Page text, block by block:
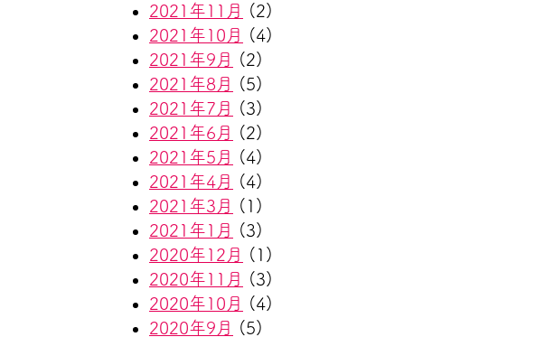
2021年11月
(2)
2021年10月
(4)
2021年9月
(2)
2021年8月
(5)
2021年7月
(3)
2021年6月
(2)
2021年5月
(4)
2021年4月
(4)
2021年3月
(1)
2021年1月
(3)
2020年12月
(1)
2020年11月
(3)
2020年10月
(4)
2020年9月
(5)